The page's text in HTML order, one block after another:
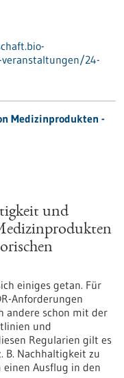
24-
Medizinprodukten -
und
einiges getan. Für
Anforderungen
andere schon mit der
und
Regularien gilt es
B. Nachhaltigkeit zu
einen Ausflug in den